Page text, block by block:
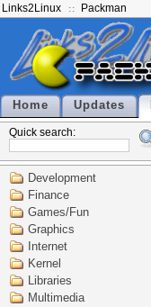
Links2Linux Packman
Home Updates
Quick search:
Development
Finance
Games/Fun
Graphics
Internet
Kernel
Libraries
Multimedia